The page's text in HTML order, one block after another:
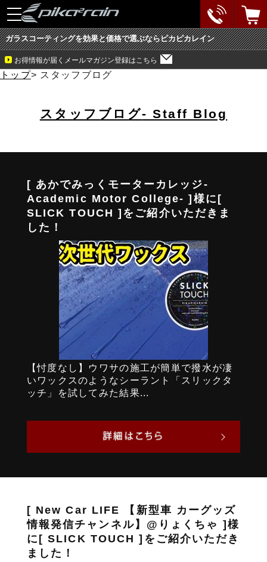
toggle
navigation
ガラスコーティングを効果と価格で選ぶならピカピカレイン
お得情報が届くメールマガジン登録はこちら
トップ> スタッフブログ
スタッフブログ- Staff Blog
[ あかでみっくモーターカレッジ-
Academic Motor College- ]様に[
SLICK TOUCH ]をご紹介いただきま
した！
【忖度なし】ウワサの施工が簡単で撥水が凄
いワックスのようなシーラント「スリックタ
ッチ」を試してみた結果...
[ New Car LIFE 【新型車 カーグッズ
情報発信チャンネル】@りょくちゃ ]様
に[ SLICK TOUCH ]をご紹介いただき
ました！